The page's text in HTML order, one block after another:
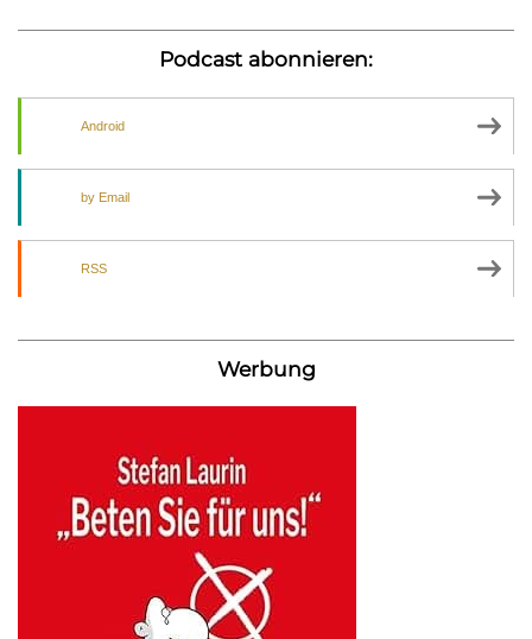
Podcast abonnieren:
Android
by Email
RSS
Werbung